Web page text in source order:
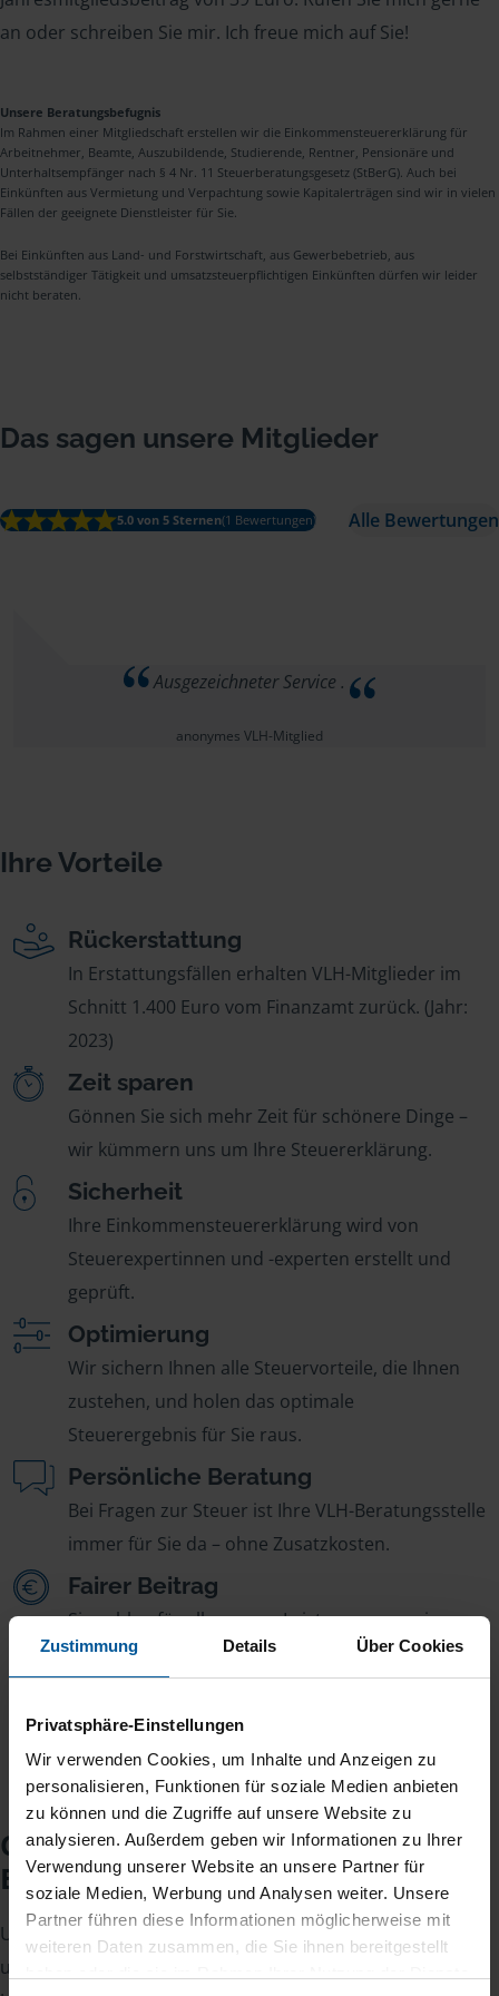
Zustimmung Details Über Cookies
Privatsphäre-Einstellungen
Wir verwenden Cookies, um Inhalte und Anzeigen zu
personalisieren, Funktionen für soziale Medien anbieten
zu können und die Zugriffe auf unsere Website zu
analysieren. Außerdem geben wir Informationen zu Ihrer
Verwendung unserer Website an unsere Partner für
soziale Medien, Werbung und Analysen weiter. Unsere
Partner führen diese Informationen möglicherweise mit
weiteren Daten zusammen, die Sie ihnen bereitgestellt
an oder schreiben Sie mir. Ich freue mich auf Sie!
Unsere Beratungsbefugnis
Im Rahmen einer Mitgliedschaft erstellen wir die Einkommensteuererklärung für
Arbeitnehmer, Beamte, Auszubildende, Studierende, Rentner, Pensionäre und
Unterhaltsempfänger nach § 4 Nr. 11 Steuerberatungsgesetz (StBerG). Auch bei
Einkünften aus Vermietung und Verpachtung sowie Kapitalerträgen sind wir in vielen
Fällen der geeignete Dienstleister für Sie.
Bei Einkünften aus Land- und Forstwirtschaft, aus Gewerbebetrieb, aus
selbstständiger Tätigkeit und umsatzsteuerpflichtigen Einkünften dürfen wir leider
nicht beraten.
Das sagen unsere Mitglieder
5.0 von 5 Sternen(1 Bewertungen) Alle Bewertungen
Ausgezeichneter Service .
anonymes VLH-Mitglied
Ihre Vorteile
Rückerstattung
In Erstattungsfällen erhalten VLH-Mitglieder im
Schnitt 1.400 Euro vom Finanzamt zurück. (Jahr:
2023)
Zeit sparen
Gönnen Sie sich mehr Zeit für schönere Dinge –
wir kümmern uns um Ihre Steuererklärung.
Sicherheit
Ihre Einkommensteuererklärung wird von
Steuerexpertinnen und -experten erstellt und
geprüft.
Optimierung
Wir sichern Ihnen alle Steuervorteile, die Ihnen
zustehen, und holen das optimale
Steuerergebnis für Sie raus.
Persönliche Beratung
Bei Fragen zur Steuer ist Ihre VLH-Beratungsstelle
immer für Sie da – ohne Zusatzkosten.
Fairer Beitrag
Sie zahlen für alle unsere Leistungen nur einen
jährlichen Mitgliedsbeitrag, der sich nach Ihren
Jahreseinnahmen richtet.
Checkliste für Ihr
Beratungsgespräch
Um Ihre Steuererklärung erstellen zu können, benötigen
unsere Beraterinnen und Berater eine Reihe von